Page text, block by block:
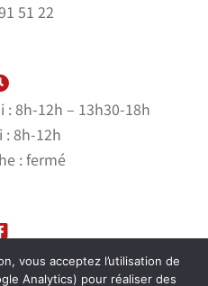
51 22
8h-12h – 13h30-18h
: 8h-12h
: fermé
page Facebook
vous acceptez l’utilisation de
Analytics) pour réaliser des